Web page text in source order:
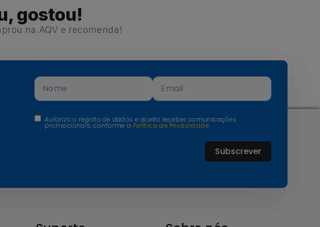
gostou!
na AQV e recomenda!
Autorizo o registo de dados e aceito receber comunicações
promocionais, conforme a Política de Privacidade.
Subscrever